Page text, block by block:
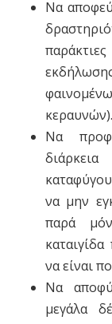
Να
κεραυνών).
Να
να μην
παρά
να είναι
Να
μεγάλα